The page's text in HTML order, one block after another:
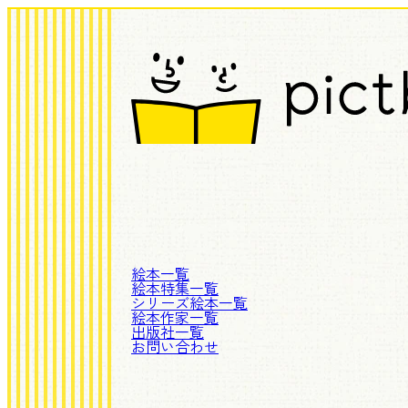
絵本一覧
絵本特集一覧
シリーズ絵本一覧
絵本作家一覧
出版社一覧
お問い合わせ